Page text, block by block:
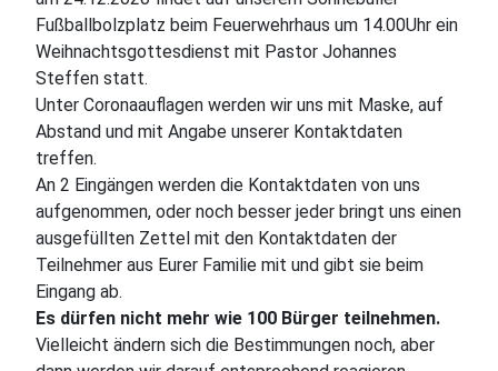
Fußballbolzplatz beim Feuerwehrhaus um 14.00Uhr ein
Weihnachtsgottesdienst mit Pastor Johannes
Steffen statt.
Unter Coronaauflagen werden wir uns mit Maske, auf
Abstand und mit Angabe unserer Kontaktdaten
treffen.
An 2 Eingängen werden die Kontaktdaten von uns
aufgenommen, oder noch besser jeder bringt uns einen
ausgefüllten Zettel mit den Kontaktdaten der
Teilnehmer aus Eurer Familie mit und gibt sie beim
Eingang ab.
Es dürfen nicht mehr wie 100 Bürger teilnehmen.
Vielleicht ändern sich die Bestimmungen noch, aber